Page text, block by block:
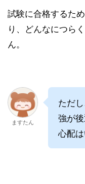
試験に合格するた
り、どんなにつら
ん。
ますたん
ただ
強が
心配